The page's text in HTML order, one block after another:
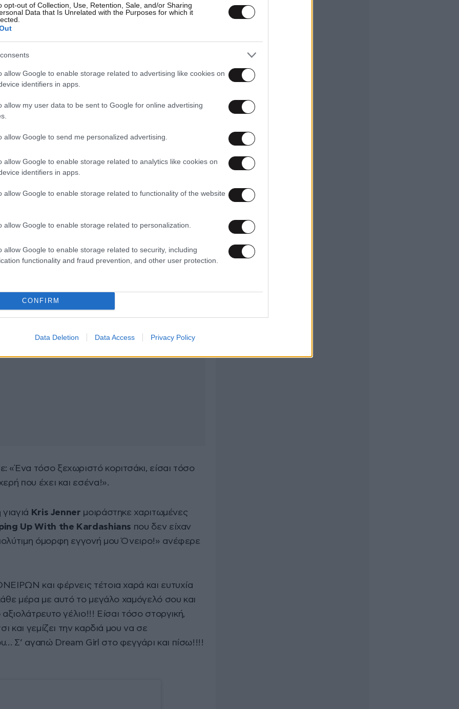
opt-out of Collection, Use, Retention, Sale, and/or Sharing
Data that Is Unrelated with the Purposes for which it
allow Google to enable storage related to advertising like cookies on
identifiers in apps.
allow my user data to be sent to Google for online advertising
allow Google to send me personalized advertising.
allow Google to enable storage related to analytics like cookies on
identifiers in apps.
allow Google to enable storage related to functionality of the website
allow Google to enable storage related to personalization.
allow Google to enable storage related to security, including
functionality and fraud prevention, and other user protection.
CONFIRM
Data Deletion Data Access Privacy Policy
μια φωτογραφία της κόρης του να
συγκινητικό του αφιέρωμα στα μέσα
στην «καλύτερή του φίλη», όπως
είσαι 5!!!! Αυτό είναι άγριο!»
κάθε μέρα και είμαι τόσο ευγνώμων που σε
στο πάρτι Barbie σου γουάο.»
«Ένα τόσο ξεχωριστό κοριτσάκι, είσαι τόσο
που έχει και εσένα!».
γιαγιά Kris Jenner μοιράστηκε χαριτωμένες
Up With the Kardashians που δεν είχαν
όμορφη εγγονή μου Όνειρο!» ανέφερε
και φέρνεις τέτοια χαρά και ευτυχία
μέρα με αυτό το μεγάλο χαμόγελό σου και
γέλιο!!! Είσαι τόσο στοργική,
και γεμίζει την καρδιά μου να σε
Σ’ αγαπώ Dream Girl στο φεγγάρι και πίσω!!!!